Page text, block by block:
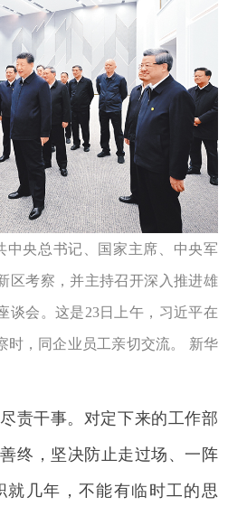
中央总书记、国家主席、中央军
区考察，并主持召开深入推进雄
谈会。这是23日上午，习近平在
时，同企业员工亲切交流。 新华
干事。对定下来的工作部
终，坚决防止走过场、一阵
就几年，不能有临时工的思